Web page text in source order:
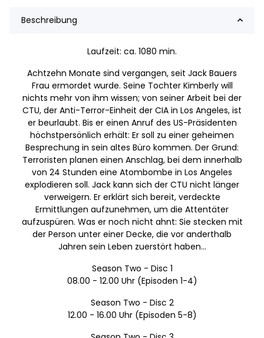
Beschreibung
Laufzeit: ca. 1080 min.
Achtzehn Monate sind vergangen, seit Jack Bauers
Frau ermordet wurde. Seine Tochter Kimberly will
nichts mehr von ihm wissen; von seiner Arbeit bei der
CTU, der Anti-Terror-Einheit der CIA in Los Angeles, ist
er beurlaubt. Bis er einen Anruf des US-Präsidenten
höchstpersönlich erhält: Er soll zu einer geheimen
Besprechung in sein altes Büro kommen. Der Grund:
Terroristen planen einen Anschlag, bei dem innerhalb
von 24 Stunden eine Atombombe in Los Angeles
explodieren soll. Jack kann sich der CTU nicht länger
verweigern. Er erklärt sich bereit, verdeckte
Ermittlungen aufzunehmen, um die Attentäter
aufzuspüren. Was er noch nicht ahnt: Sie stecken mit
der Person unter einer Decke, die vor anderthalb
Jahren sein Leben zuerstört haben...
Season Two - Disc 1
08.00 - 12.00 Uhr (Episoden 1-4)
Season Two - Disc 2
12.00 - 16.00 Uhr (Episoden 5-8)